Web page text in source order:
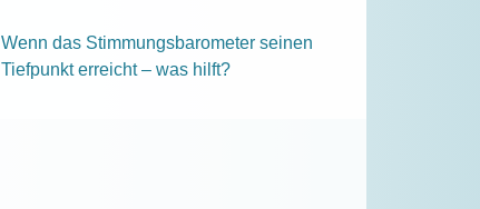
Wenn das Stimmungsbarometer seinen
Tiefpunkt erreicht – was hilft?